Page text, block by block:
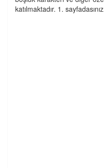
katılmaktadır. 1.